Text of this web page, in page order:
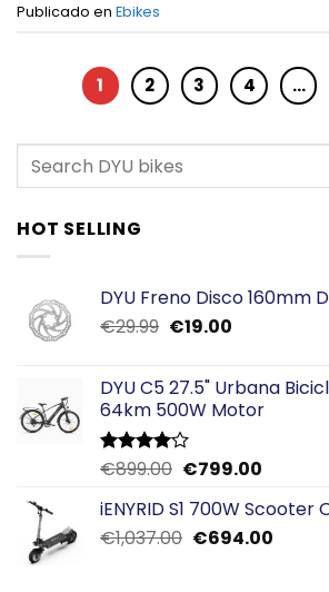
Publicado en Ebikes
1 2 3 4 …
HOT SELLING
DYU Freno Disco 160mm
€29.99 El
era:
€29.99.
€19.00El
es:
€19.00.
DYU C5 27.5" Urbana
64km 500W Motor
Valorado
de 5
€899.00 El
original
era:
€799.00El
actual
es:
iENYRID S1 700W
€1,037.00 El
€694.00El